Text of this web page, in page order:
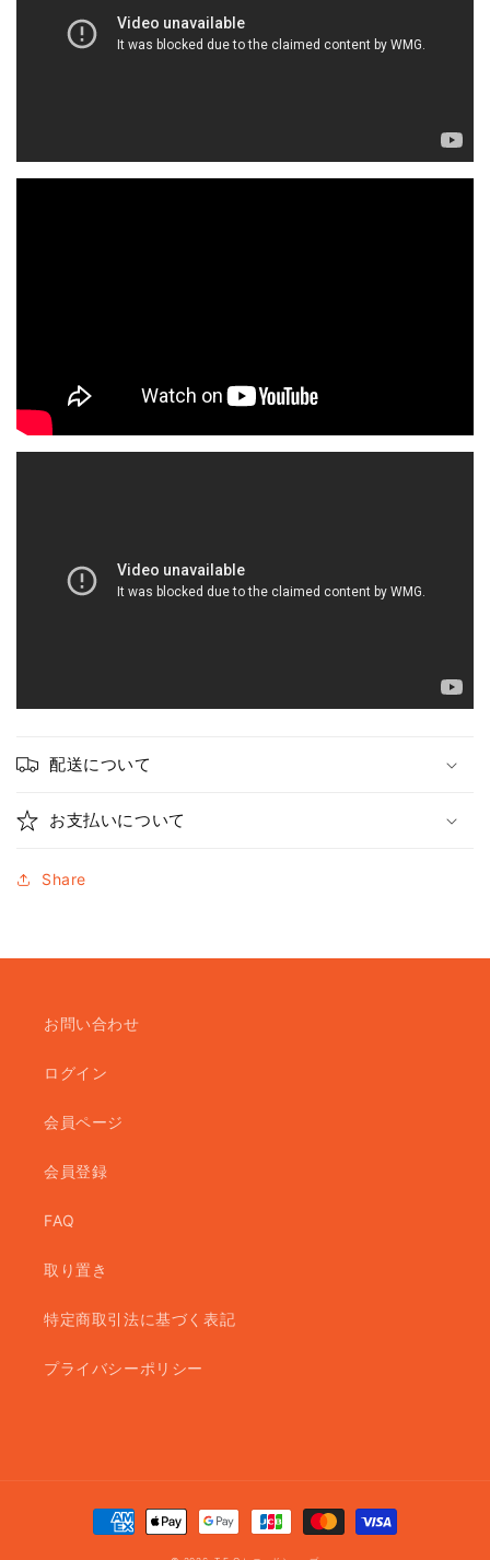
配送について
お支払いについて
Share
お問い合わせ
ログイン
会員ページ
会員登録
FAQ
取り置き
特定商取引法に基づく表記
プライバシーポリシー
決
済